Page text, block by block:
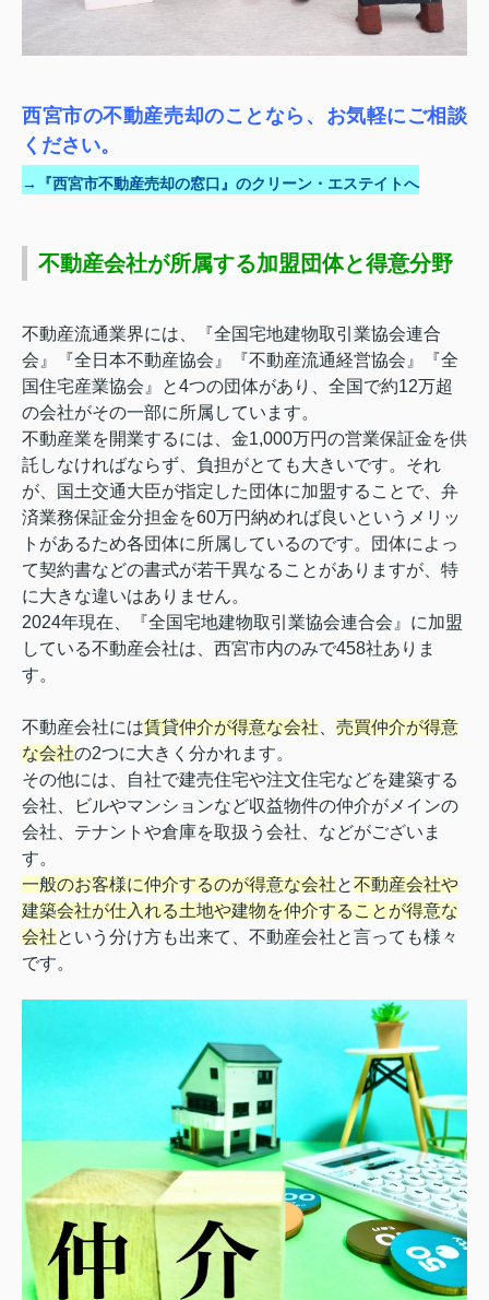
西宮市の不動産売却のことなら、お気軽にご相談
ください。
→『西宮市不動産売却の窓口』のクリーン・エステイトへ
不動産会社が所属する加盟団体と得意分野
不動産流通業界には、『全国宅地建物取引業協会連合
会』『全日本不動産協会』『不動産流通経営協会』『全
国住宅産業協会』と4つの団体があり、全国で約12万超
の会社がその一部に所属しています。
不動産業を開業するには、金1,000万円の営業保証金を供
託しなければならず、負担がとても大きいです。それ
が、国土交通大臣が指定した団体に加盟することで、弁
済業務保証金分担金を60万円納めれば良いというメリッ
トがあるため各団体に所属しているのです。団体によっ
て契約書などの書式が若干異なることがありますが、特
に大きな違いはありません。
2024年現在、『全国宅地建物取引業協会連合会』に加盟
している不動産会社は、西宮市内のみで458社ありま
す。
不動産会社には賃貸仲介が得意な会社
売買仲介が得意
な会社の2つに大きく分かれます。
その他には、自社で建売住宅や注文住宅などを建築する
会社、ビルやマンションなど収益物件の仲介がメインの
会社、テナントや倉庫を取扱う会社、などがございま
す。
一般のお客様に仲介するのが得意な会社と不動産会社や
建築会社が仕入れる土地や建物を仲介することが得意な
会社という分け方も出来て、不動産会社と言っても様々
です。